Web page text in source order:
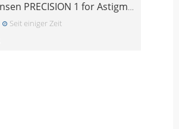
23 Tageslinsen PRECISION 1 for Astigmatism -4.5
Seit einiger Zeit